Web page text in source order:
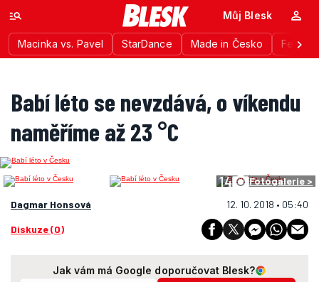
Macinka vs. Pavel StarDance Made in Česko
Můj Blesk
Babí léto se nevzdává, o víkendu
naměříme až 23 °C
14
Fotogalerie >
Dagmar Honsová
12. 10. 2018 • 05:40
Diskuze (0)
Jak vám má Google doporučovat Blesk?